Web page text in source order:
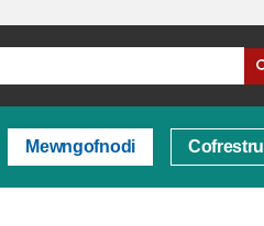
Mewngofnodi Cofrestru